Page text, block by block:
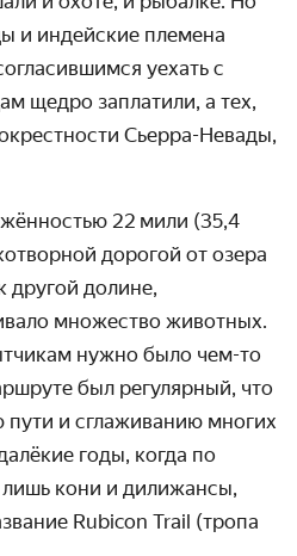
и индейские племена
уехать с
щедро заплатили, а тех,
Сьерра-Невады,
22 мили (35,4
дорогой от озера
другой долине,
множество животных.
нужно было чем-то
был регулярный, что
и сглажи­ванию многих
годы, когда по
кони и дилижансы,
Rubicon Trail (тропа